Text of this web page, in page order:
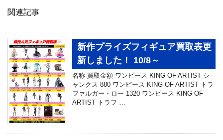
関連記事
新作プライズフィギュア買取表更
新しました！ 10/8～
名称 買取金額 ワンピース KING OF ARTIST シ
ャンクス 880 ワンピース KING OF ARTIST トラ
ファルガー・ロー 1320 ワンピース KING OF
ARTIST トラフ …